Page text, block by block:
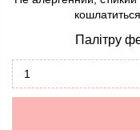
Палітру